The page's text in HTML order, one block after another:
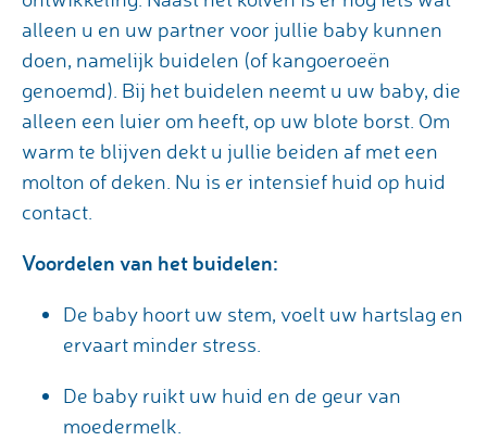
alleen u en uw partner voor jullie baby kunnen
doen, namelijk buidelen (of kangoeroeën
genoemd). Bij het buidelen neemt u uw baby, die
alleen een luier om heeft, op uw blote borst. Om
warm te blijven dekt u jullie beiden af met een
molton of deken. Nu is er intensief huid op huid
contact.
Voordelen van het buidelen:
De baby hoort uw stem, voelt uw hartslag en
ervaart minder stress.
De baby ruikt uw huid en de geur van
moedermelk.